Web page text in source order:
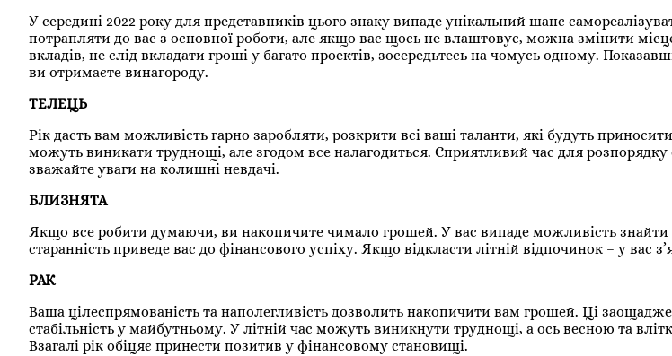
У середині 2022 року для представників цього знаку випаде унікальний шанс
потрапляти до вас з основної роботи, але якщо вас щось не влаштовує, можна змінити
вкладів, не слід вкладати гроші у багато проектів, зосередьтесь на чомусь одному.
ви отримаєте винагороду.
ТЕЛЕЦЬ
Рік дасть вам можливість гарно заробляти, розкрити всі ваші таланти, які будуть
можуть виникати труднощі, але згодом все налагодиться. Сприятливий час для
зважайте уваги на колишні невдачі.
БЛИЗНЯТА
Якщо все робити думаючи, ви накопичите чимало грошей. У вас випаде можливість знайти
старанність приведе вас до фінансового успіху. Якщо відкласти літній відпочинок – у вас
РАК
Ваша цілеспрямованість та наполегливість дозволить накопичити вам грошей. Ці
стабільність у майбутньому. У літній час можуть виникнути труднощі, а ось весною та
Взагалі рік обіцяє принести позитив у фінансовому становищі.